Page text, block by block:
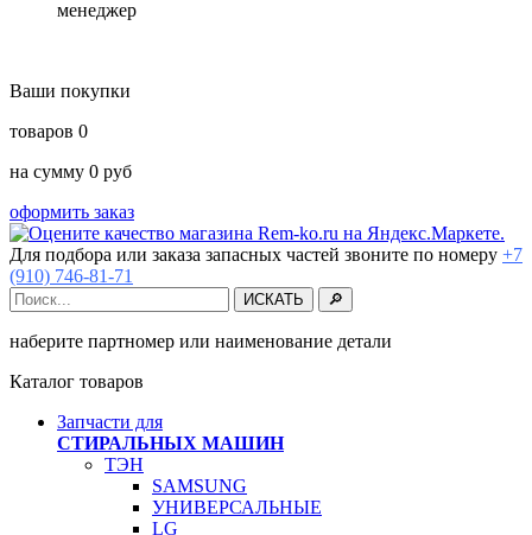
менеджер
Ваши покупки
товаров 0
на сумму 0 руб
оформить заказ
Для подбора или заказа запасных частей звоните по номеру +7
(910) 746-81-71
наберите партномер или наименование детали
Каталог товаров
Запчасти для
СТИРАЛЬНЫХ МАШИН
ТЭН
SAMSUNG
УНИВЕРСАЛЬНЫЕ
LG